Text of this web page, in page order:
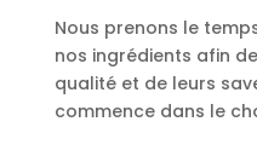
Nous prenons le
nos ingrédients afin
qualité et de leurs
commence dans le